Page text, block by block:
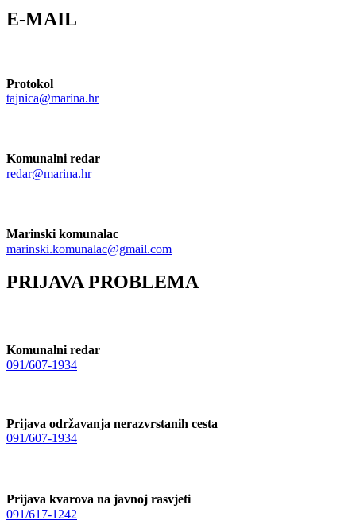
E-MAIL
Protokol
tajnica@marina.hr
Komunalni redar
redar@marina.hr
Marinski komunalac
marinski.komunalac@gmail.com
PRIJAVA PROBLEMA
Komunalni redar
091/607-1934
Prijava održavanja nerazvrstanih cesta
091/607-1934
Prijava kvarova na javnoj rasvjeti
091/617-1242